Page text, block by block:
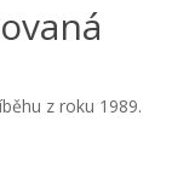
z roku 1989.